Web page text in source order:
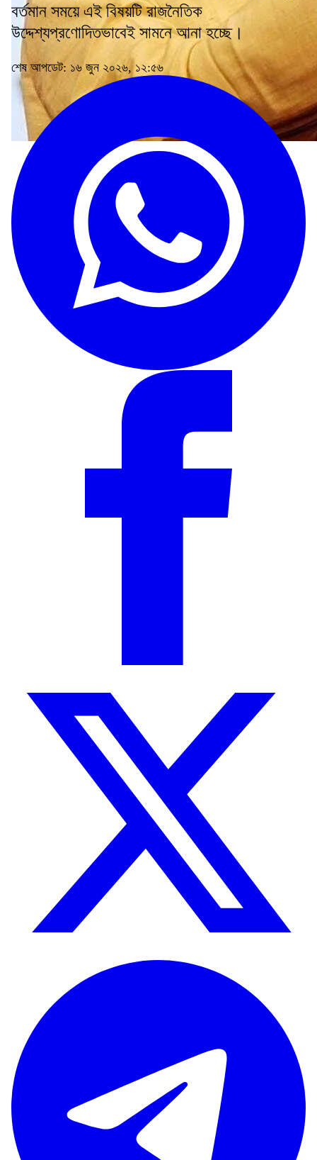
বর্তমান সময়ে এই বিষয়টি রাজনৈতিক
উদ্দেশ্যপ্রণোদিতভাবেই সামনে আনা হচ্ছে।
শেষ আপডেট: ১৬ জুন ২০২৬, ১২:৫৬